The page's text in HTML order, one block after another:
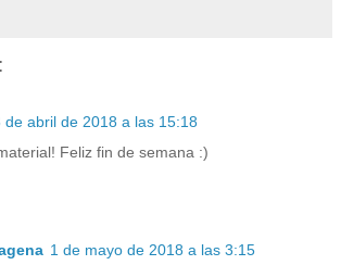
de abril de 2018 a las 15:18
Feliz fin de semana :)
1 de mayo de 2018 a las 3:15